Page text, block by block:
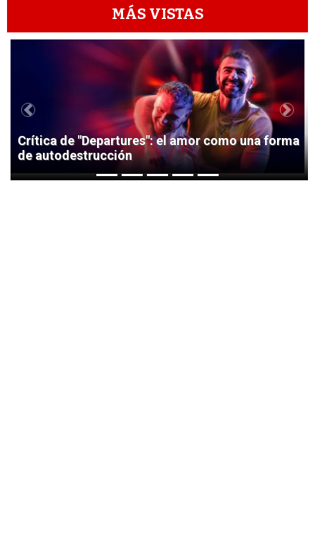
MÁS VISTAS
1
Crítica de "Departures": el amor como una forma
de autodestrucción
Previous Next